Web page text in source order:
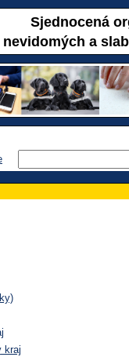
Sjednocená
nevidomých a
kraj